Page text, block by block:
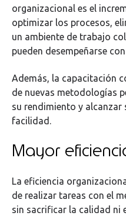
organizacional es el
optimizar los procesos,
un ambiente de trabajo
pueden desempeñarse
Además, la capacitación
de nuevas metodologías
su rendimiento y
facilidad.
Mayor
La eficiencia
de realizar tareas con el
sin sacrificar la calidad ni